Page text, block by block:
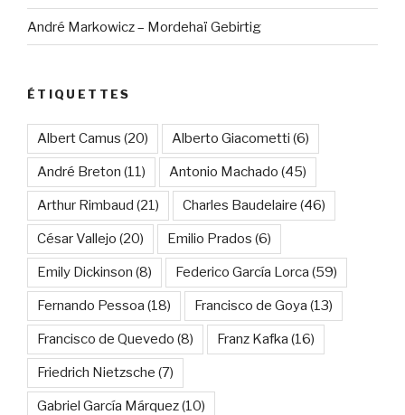
André Markowicz – Mordehaï Gebirtig
ÉTIQUETTES
Albert Camus (20) Alberto Giacometti (6)
André Breton (11) Antonio Machado (45)
Arthur Rimbaud (21) Charles Baudelaire (46)
César Vallejo (20) Emilio Prados (6)
Emily Dickinson (8) Federico García Lorca (59)
Fernando Pessoa (18) Francisco de Goya (13)
Francisco de Quevedo (8) Franz Kafka (16)
Friedrich Nietzsche (7)
Gabriel García Márquez(10)